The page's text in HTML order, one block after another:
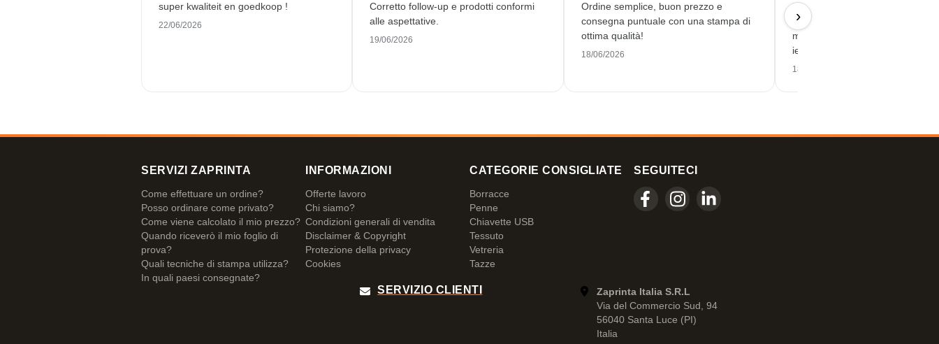
super kwaliteit en goedkoop !
22/06/2026
Corretto follow-up e prodotti conformi
alle aspettative.
19/06/2026
Ordine semplice, buon prezzo e
consegna puntuale con una stampa di
ottima qualità!
18/06/2026
L'Agenzia per lo Sviluppo Locale
di Lontzen-Plombières-
molto soddisfatta dell'ordine
ieri. Lavoro preciso e servizio di
18/06/2026
›
SERVIZI ZAPRINTA
Come effettuare un ordine?
Posso ordinare come privato?
Come viene calcolato il mio prezzo?
Quando riceverò il mio foglio di
prova?
Quali tecniche di stampa utilizza?
In quali paesi consegnate?
INFORMAZIONI
Offerte lavoro
Chi siamo?
Condizioni generali di vendita
Disclaimer & Copyright
Protezione della privacy
Cookies
CATEGORIE CONSIGLIATE
Borracce
Penne
Chiavette USB
Tessuto
Vetreria
Tazze
SEGUITECI
SERVIZIO CLIENTI
Zaprinta Italia S.R.L
Via del Commercio Sud, 94
56040 Santa Luce (PI)
Italia